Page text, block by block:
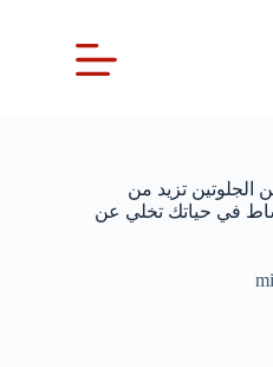
الجلوتين تزيد من
في حياتك تخلي عن